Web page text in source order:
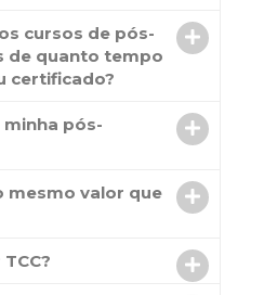
cursos de pós-
de quanto tempo
certificado?
pós-
mesmo valor que